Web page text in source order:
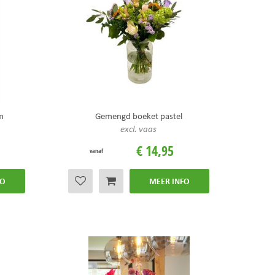
Gemengd boeket pastel
excl. vaas
vanaf € 14,95
MEER INFO